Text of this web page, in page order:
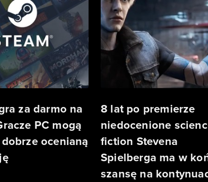
za darmo na
PC mogą
ocenianą
8 lat po premierze
niedocenione
fiction Stevena
Spielberga ma w
szansę na